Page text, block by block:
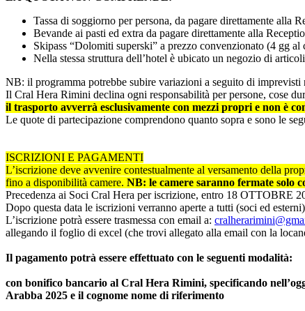
Tassa di soggiorno per persona, da pagare direttamente alla
Bevande ai pasti ed extra da pagare direttamente alla
Skipass “Dolomiti superski” a prezzo convenzionato (4 gg
Nella stessa struttura dell’hotel è ubicato un negozio di
NB: il programma potrebbe subire variazioni a seguito di imprevisti
Il Cral Hera Rimini declina ogni responsabilità per persone, cose
il trasporto avverrà esclusivamente con mezzi propri e non è
Le quote di partecipazione comprendono quanto sopra e sono le
ISCRIZIONI E PAGAMENTI
L’iscrizione deve avvenire contestualmente al versamento della
fino a disponibilità camere. NB: le camere saranno fermate solo
Precedenza ai Soci Cral Hera per iscrizione, entro 18 OTTOBRE
Dopo questa data le iscrizioni verranno aperte a tutti (soci ed
L’iscrizione potrà essere trasmessa con email a:
allegando il foglio di excel (che trovi allegato alla email con la
Il pagamento potrà essere effettuato con le seguenti modalità:
con bonifico bancario al Cral Hera Rimini, specificando
Arabba 2025 e il cognome nome di riferimento